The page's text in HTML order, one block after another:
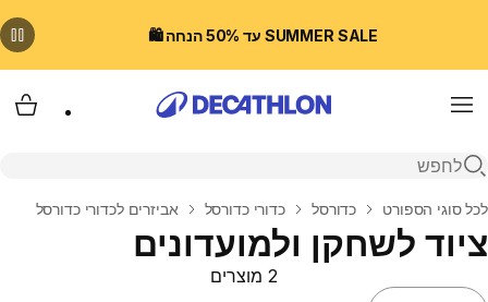
SUMMER SALE עד 50% הנחה 🛍️
Menu
פתיחת חיפוש
בית
לכל סוגי הספורט כדורסל כדורי כדורסל אביזרים לכדורי כדורסל
ציוד לשחקן ולמועדונים
2 מוצרים